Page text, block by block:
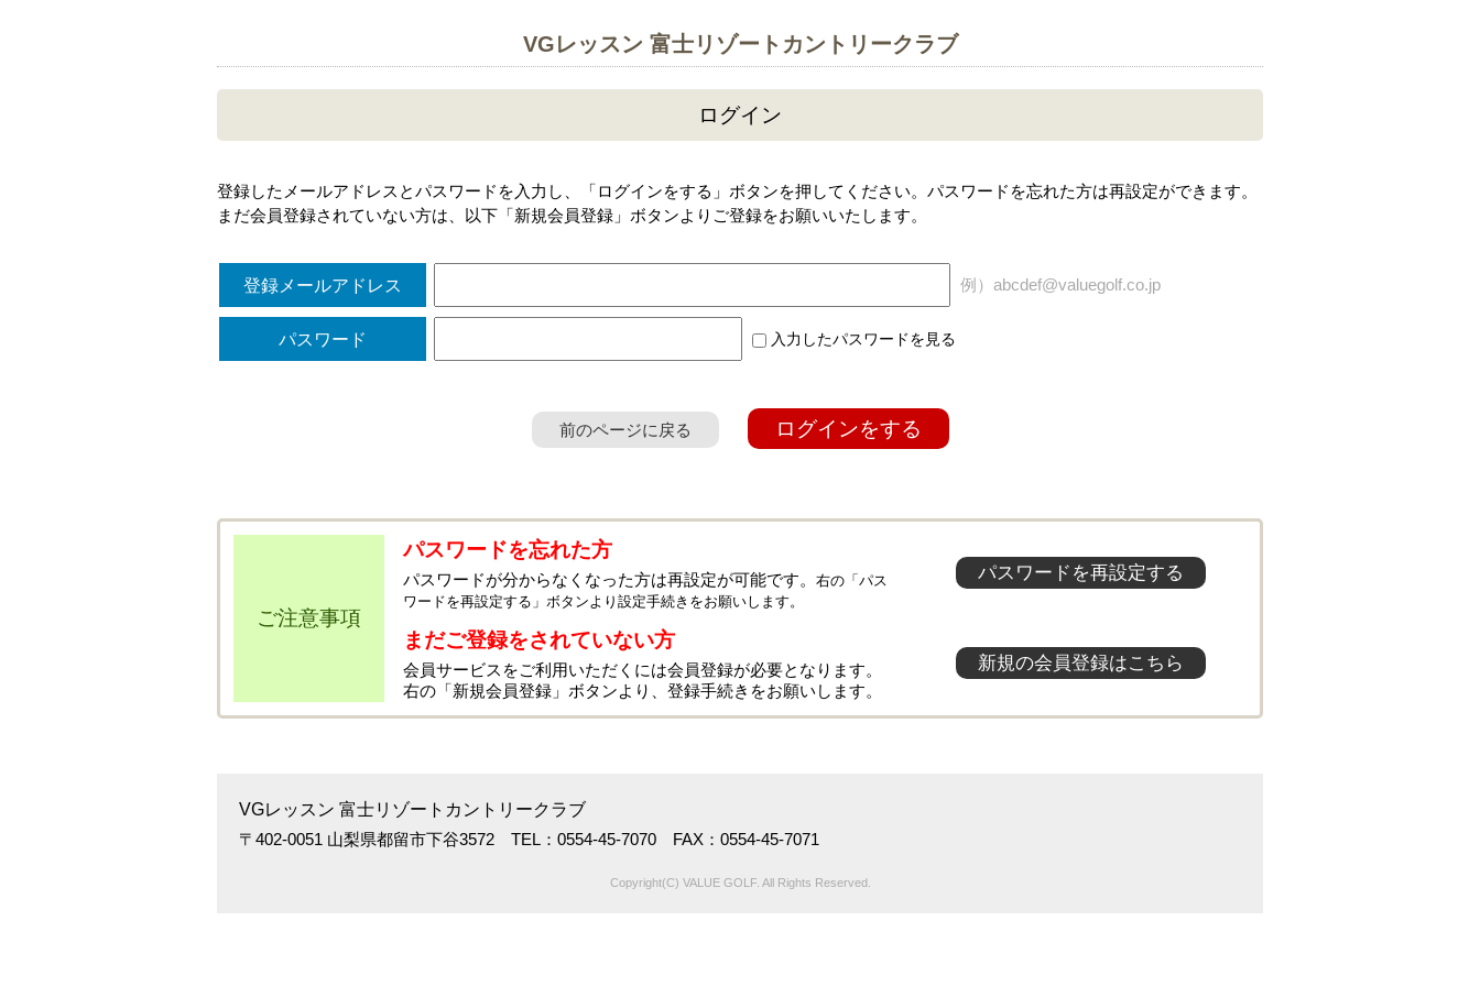
VGレッスン 富士リゾートカントリークラブ
ログイン
登録したメールアドレスとパスワードを入力し、「ログインをする」ボタンを押してください。パスワードを忘れた方は再設定ができます。
まだ会員登録されていない方は、以下「新規会員登録」ボタンよりご登録をお願いいたします。
登録メールアドレス 例）abcdef@valuegolf.co.jp
パスワード 入力したパスワードを見る
前のページに戻る ログインをする
ご注意事項
パスワードを忘れた方
パスワードが分からなくなった方は再設定が可能です。 右の「パス
ワードを再設定する」ボタンより設定手続きをお願いします。
パスワードを再設定する
まだご登録をされていない方
会員サービスをご利用いただくには会員登録が必要となります。
右の「新規会員登録」ボタンより、登録手続きをお願いします。
新規の会員登録はこちら
VGレッスン 富士リゾートカントリークラブ
〒402-0051 山梨県都留市下谷3572 TEL：0554-45-7070 FAX：0554-45-7071
Copyright(C) VALUE GOLF. All Rights Reserved.